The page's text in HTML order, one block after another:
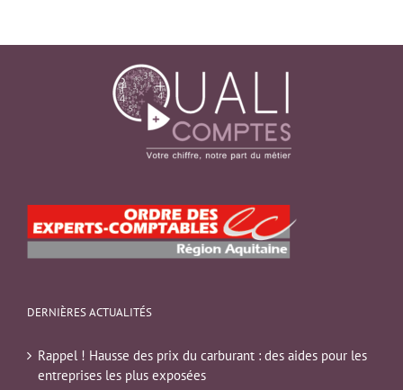
DERNIÈRES ACTUALITÉS
Rappel ! Hausse des prix du carburant : des aides pour les
entreprises les plus exposées